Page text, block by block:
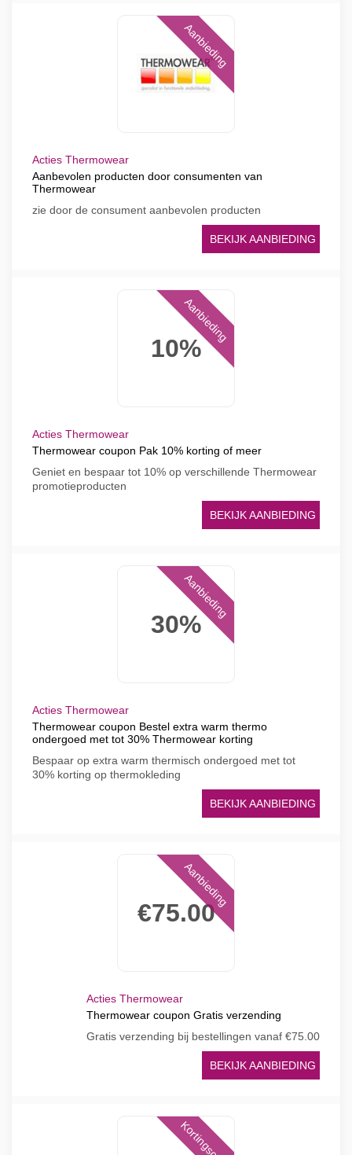
Aanbieding
Acties Thermowear
Aanbevolen producten door consumenten van
Thermowear
zie door de consument aanbevolen producten
BEKIJK AANBIEDING
10%
Aanbieding
Acties Thermowear
Thermowear coupon Pak 10% korting of meer
Geniet en bespaar tot 10% op verschillende Thermowear
promotieproducten
BEKIJK AANBIEDING
30%
Aanbieding
Acties Thermowear
Thermowear coupon Bestel extra warm thermo
ondergoed met tot 30% Thermowear korting
Bespaar op extra warm thermisch ondergoed met tot
30% korting op thermokleding
BEKIJK AANBIEDING
€75.00
Aanbieding
Acties Thermowear
Thermowear coupon Gratis verzending
Gratis verzending bij bestellingen vanaf €75.00
BEKIJK AANBIEDING